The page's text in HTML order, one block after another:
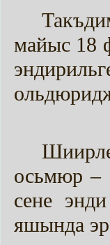
майыс 18
осьмюр –
сене
яшында